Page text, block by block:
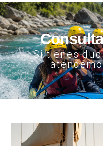
Si tienes